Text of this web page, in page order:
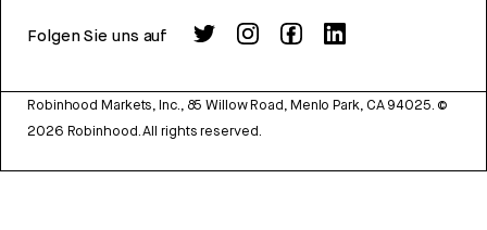
Folgen Sie uns auf
Robinhood Markets, Inc., 85 Willow Road, Menlo Park, CA 94025. ©
2026 Robinhood. All rights reserved.